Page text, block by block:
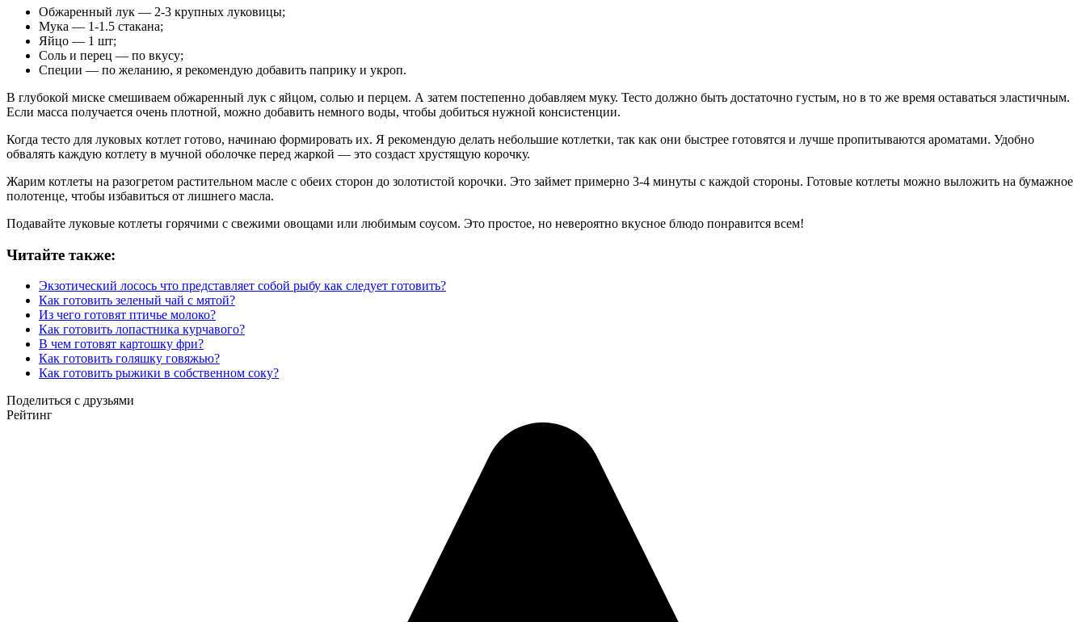
Обжаренный лук — 2-3 крупных луковицы;
Мука — 1-1.5 стакана;
Яйцо — 1 шт;
Соль и перец — по вкусу;
Специи — по желанию, я рекомендую добавить паприку и укроп.
В глубокой миске смешиваем обжаренный лук с яйцом, солью и перцем. А затем постепенно добавляем муку. Тесто должно быть достаточно густым, но в то же время оставаться эластичным.
Если масса получается очень плотной, можно добавить немного воды, чтобы добиться нужной консистенции.
Когда тесто для луковых котлет готово, начинаю формировать их. Я рекомендую делать небольшие котлетки, так как они быстрее готовятся и лучше пропитываются ароматами. Удобно
обвалять каждую котлету в мучной оболочке перед жаркой — это создаст хрустящую корочку.
Жарим котлеты на разогретом растительном масле с обеих сторон до золотистой корочки. Это займет примерно 3-4 минуты с каждой стороны. Готовые котлеты можно выложить на бумажное
полотенце, чтобы избавиться от лишнего масла.
Подавайте луковые котлеты горячими с свежими овощами или любимым соусом. Это простое, но невероятно вкусное блюдо понравится всем!
Читайте также:
Экзотический лосось что представляет собой рыбу как следует готовить?
Как готовить зеленый чай с мятой?
Из чего готовят птичье молоко?
Как готовить лопастника курчавого?
В чем готовят картошку фри?
Как готовить голяшку говяжью?
Как готовить рыжики в собственном соку?
Поделиться с друзьями
Рейтинг